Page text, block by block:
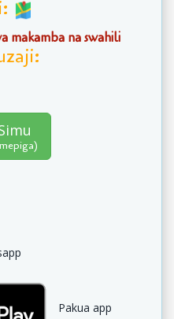
makamba na swahili
Pakua app